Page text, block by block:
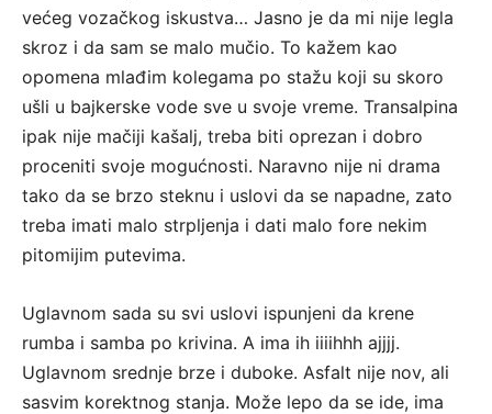
većeg vozačkog iskustva… Jasno je da mi nije legla
skroz i da sam se malo mučio. To kažem kao
opomena mlađim kolegama po stažu koji su skoro
ušli u bajkerske vode sve u svoje vreme. Transalpina
ipak nije mačiji kašalj, treba biti oprezan i dobro
proceniti svoje mogućnosti. Naravno nije ni drama
tako da se brzo steknu i uslovi da se napadne, zato
treba imati malo strpljenja i dati malo fore nekim
pitomijim putevima.
Uglavnom sada su svi uslovi ispunjeni da krene
rumba i samba po krivina. A ima ih iiiihhh ajjjj.
Uglavnom srednje brze i duboke. Asfalt nije nov, ali
sasvim korektnog stanja. Može lepo da se ide, ima